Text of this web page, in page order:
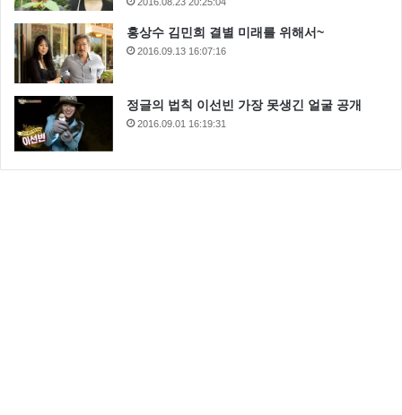
홍상수 김민희 결별 미래를 위해서~
2016.09.13 16:07:16
정글의 법칙 이선빈 가장 못생긴 얼굴 공개
2016.09.01 16:19:31